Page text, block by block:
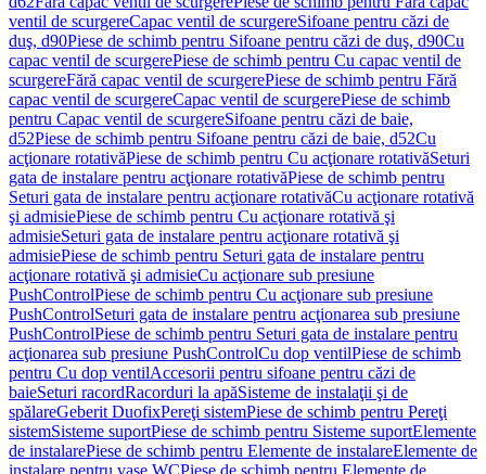
ventil de scurgereCapac ventil de scurgereSifoane pentru căzi de
duş, d90Piese de schimb pentru Sifoane pentru căzi de duş, d90Cu
capac ventil de scurgerePiese de schimb pentru Cu capac ventil de
scurgereFără capac ventil de scurgerePiese de schimb pentru Fără
capac ventil de scurgereCapac ventil de scurgerePiese de schimb
pentru Capac ventil de scurgereSifoane pentru căzi de baie,
d52Piese de schimb pentru Sifoane pentru căzi de baie, d52Cu
acţionare rotativăPiese de schimb pentru Cu acţionare rotativăSeturi
gata de instalare pentru acţionare rotativăPiese de schimb pentru
Seturi gata de instalare pentru acţionare rotativăCu acţionare rotativă
şi admisiePiese de schimb pentru Cu acţionare rotativă şi
admisieSeturi gata de instalare pentru acţionare rotativă şi
admisiePiese de schimb pentru Seturi gata de instalare pentru
acţionare rotativă şi admisieCu acţionare sub presiune
PushControlPiese de schimb pentru Cu acţionare sub presiune
PushControlSeturi gata de instalare pentru acţionarea sub presiune
PushControlPiese de schimb pentru Seturi gata de instalare pentru
acţionarea sub presiune PushControlCu dop ventilPiese de schimb
pentru Cu dop ventilAccesorii pentru sifoane pentru căzi de
baieSeturi racordRacorduri la apăSisteme de instalaţii şi de
spălareGeberit DuofixPereţi sistemPiese de schimb pentru Pereţi
sistemSisteme suportPiese de schimb pentru Sisteme suportElemente
de instalarePiese de schimb pentru Elemente de instalareElemente de
instalare pentru vase WCPiese de schimb pentru Elemente de